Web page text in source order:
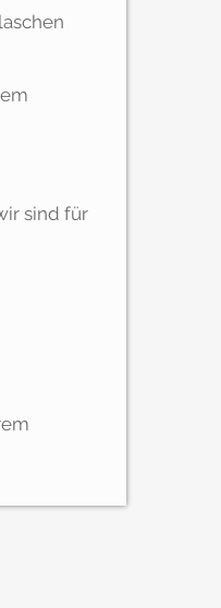
sind für